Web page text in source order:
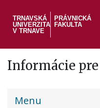
hlavný
TRNAVSKÁ
UNIVERZITA
V TRNAVE
PRÁVNICKÁ
FAKULTA
Informácie
PF
Menu